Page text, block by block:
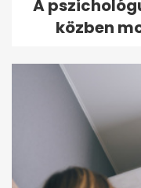
A
közben